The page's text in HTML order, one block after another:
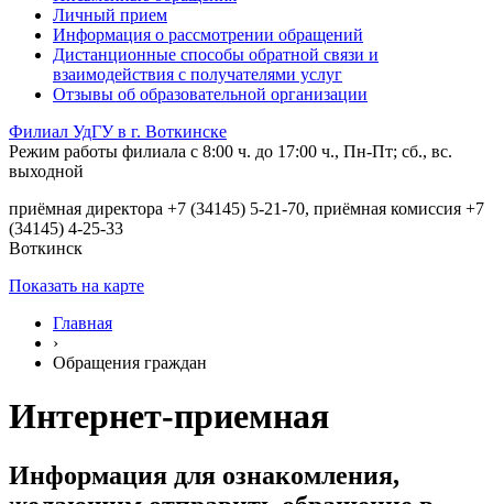
Личный прием
Информация о рассмотрении обращений
Дистанционные способы обратной связи и
взаимодействия с получателями услуг
Отзывы об образовательной организации
Филиал УдГУ в г. Воткинске
Режим работы филиала с 8:00 ч. до 17:00 ч., Пн-Пт; сб., вс.
выходной
приёмная директора +7 (34145) 5-21-70, приёмная комиссия +7
(34145) 4-25-33
Воткинск
Показать на карте
Главная
›
Обращения граждан
Интернет-приемная
Информация для ознакомления,